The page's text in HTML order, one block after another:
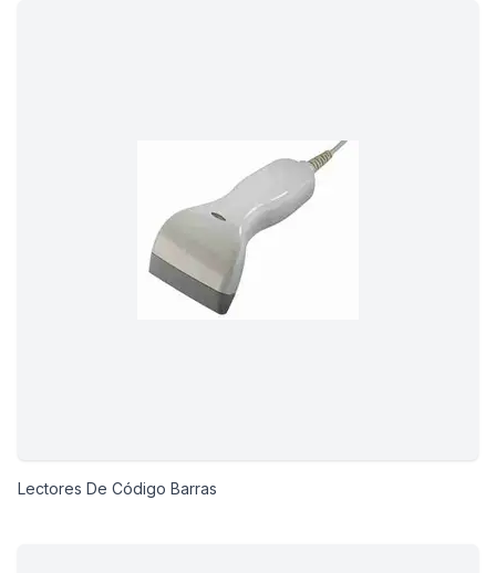
Lectores De Código Barras